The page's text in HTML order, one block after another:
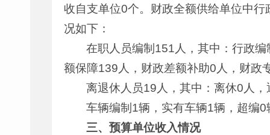
收自支单位0个。财政全额供给单位中
况如下：
在职人员编制151人，其中：行政
额保障139人，财政差额补助0人，财政
离退休人员19人，其中：离休0人
车辆编制1辆，实有车辆1辆，超编0
三、预算单位收入情况